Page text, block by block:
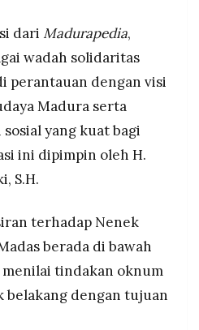
dari Madurapedia,
wadah solidaritas
perantauan dengan visi
Madura serta
yang kuat bagi
ini dipimpin oleh H.
S.H.
terhadap Nenek
berada di bawah
tindakan oknum
dengan tujuan